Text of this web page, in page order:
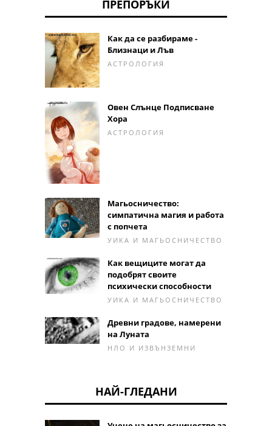
ПРЕПОРЪКИ
Как да се разбираме -
Близнаци и Лъв
АСТРОЛОГИЯ
Овен Слънце Подписване
Хора
АСТРОЛОГИЯ
Магьосничество:
симпатична магия и работа
с попчета
УИКА И МАГЬОСНИЧЕСТВО
Как вещиците могат да
подобрят своите
психически способности
УИКА И МАГЬОСНИЧЕСТВО
Древни градове, намерени
на Луната
НЛО И ИЗВЪНЗЕМНИ
НАЙ-ГЛЕДАНИ